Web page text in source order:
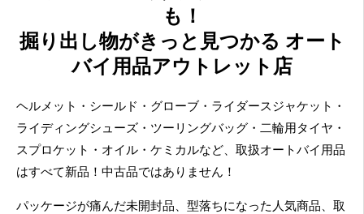
も！
掘り出し物がきっと見つかる オート
バイ用品アウトレット店
ヘルメット・シールド・グローブ・ライダースジャケット・
ライディングシューズ・ツーリングバッグ・二輪用タイヤ・
スプロケット・オイル・ケミカルなど、取扱オートバイ用品
はすべて新品！中古品ではありません！
パッケージが痛んだ未開封品、型落ちになった人気商品、取